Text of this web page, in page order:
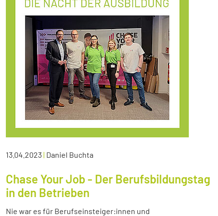
13.04.2023| Daniel Buchta
Chase Your Job - Der Berufsbildungstag
in den Betrieben
Nie war es für Berufseinsteiger:innen und